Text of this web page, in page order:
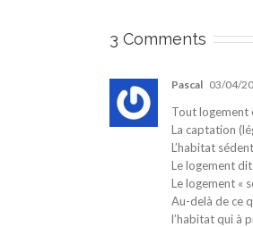
3 Comments
Pascal 03/04/
Tout logement
La captation
L’habitat
Le logement
Le logement «
Au-delà de ce
l’habitat qui à